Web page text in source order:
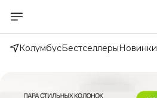
КолумбусБестселлерыНовинки